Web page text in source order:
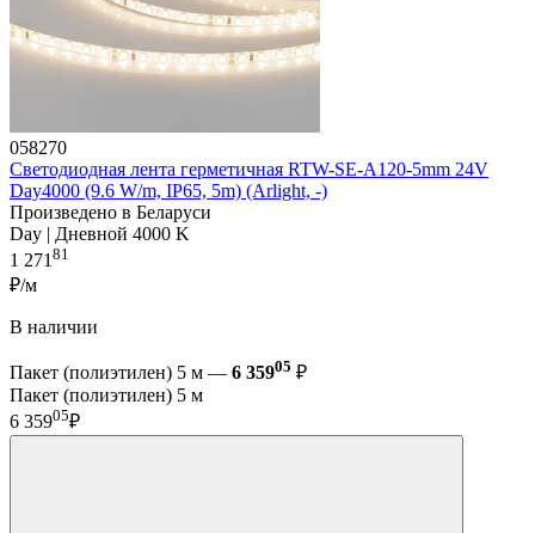
058270
Светодиодная лента герметичная RTW-SE-A120-5mm 24V
Day4000 (9.6 W/m, IP65, 5m) (Arlight, -)
Произведено в Беларуси
Day | Дневной 4000 K
1 271 81
₽/м
В наличии
Пакет (полиэтилен) 5 м — 6 35905 ₽
Пакет (полиэтилен) 5 м
6 35905₽